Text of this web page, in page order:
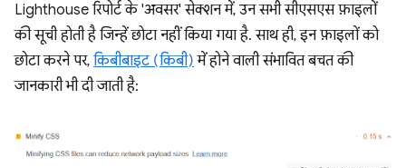
Lighthouse रिपोर्ट के 'अवसर' सेक्शन में, उन सभी सीएसएस फ़ाइलों
की सूची होती है जिन्हें छोटा नहीं किया गया है. साथ ही, इन फ़ाइलों को
छोटा करने पर, किबीबाइट (किबी) में होने वाली संभावित बचत की
जानकारी भी दी जाती है: